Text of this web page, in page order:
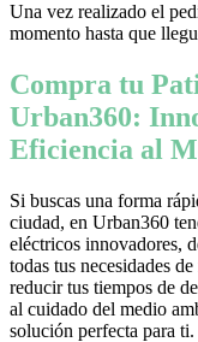
Una vez realizado el
momento hasta que
Compra tu
Urban360:
Eficiencia al
Si buscas una forma
ciudad, en Urban360
eléctricos innovadores,
todas tus necesidades
reducir tus tiempos de
al cuidado del medio
solución perfecta para ti.